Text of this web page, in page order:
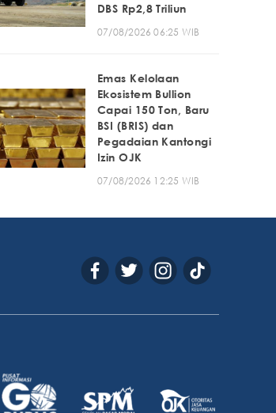
DBS Rp2,8 Triliun
07/08/2026 06:25 WIB
Emas Kelolaan
Ekosistem Bullion
Capai 150 Ton, Baru
BSI (BRIS) dan
Pegadaian Kantongi
Izin OJK
07/08/2026 12:25 WIB